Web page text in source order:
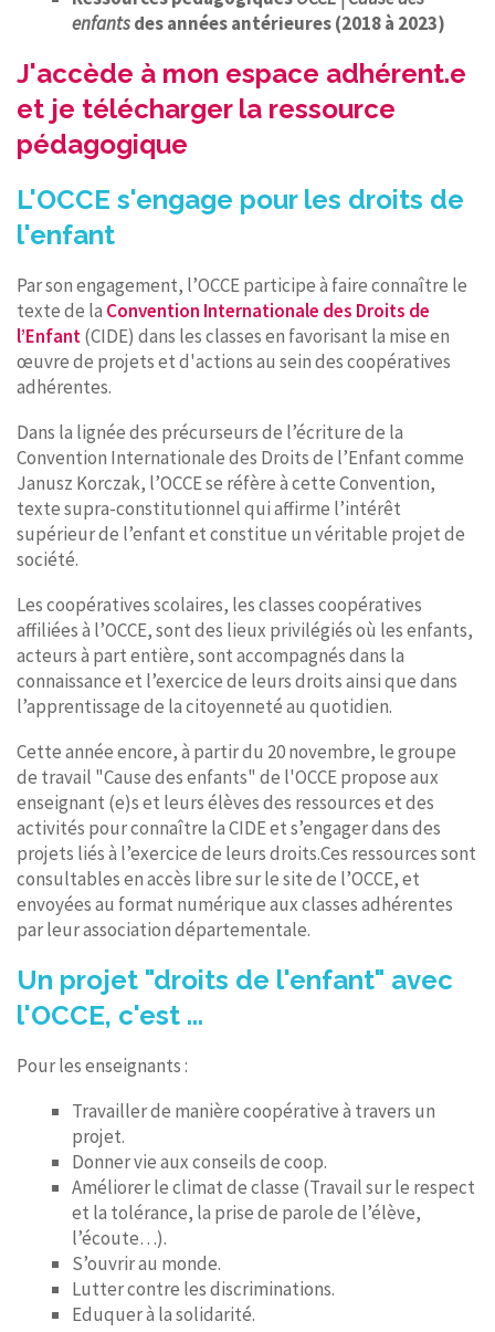
enfantsdes années antérieures (2018 à 2023)
J'accède à mon espace adhérent.e
et je télécharger la ressource
pédagogique
L'OCCE s'engage pour les droits de
l'enfant
Par son engagement, l’OCCE participe à faire connaître le
texte de la Convention Internationale des Droits de
l’Enfant(CIDE) dans les classes en favorisant la mise en
œuvre de projets et d'actions au sein des coopératives
adhérentes.
Dans la lignée des précurseurs de l’écriture de la
Convention Internationale des Droits de l’Enfant comme
Janusz Korczak, l’OCCE se réfère à cette Convention,
texte supra-constitutionnel qui affirme l’intérêt
supérieur de l’enfant et constitue un véritable projet de
société.
Les coopératives scolaires, les classes coopératives
affiliées à l’OCCE, sont des lieux privilégiés où les enfants,
acteurs à part entière, sont accompagnés dans la
connaissance et l’exercice de leurs droits ainsi que dans
l’apprentissage de la citoyenneté au quotidien.
Cette année encore, à partir du 20 novembre, le groupe
de travail "Cause des enfants" de l'OCCE propose aux
enseignant (e)s et leurs élèves des ressources et des
activités pour connaître la CIDE et s’engager dans des
projets liés à l’exercice de leurs droits.Ces ressources sont
consultables en accès libre sur le site de l’OCCE, et
envoyées au format numérique aux classes adhérentes
par leur association départementale.
Un projet "droits de l'enfant" avec
l'OCCE, c'est ...
Pour les enseignants :
Travailler de manière coopérative à travers un
projet.
Donner vie aux conseils de coop.
Améliorer le climat de classe (Travail sur le respect
et la tolérance, la prise de parole de l’élève,
l’écoute…).
S’ouvrir au monde.
Lutter contre les discriminations.
Eduquer à la solidarité.